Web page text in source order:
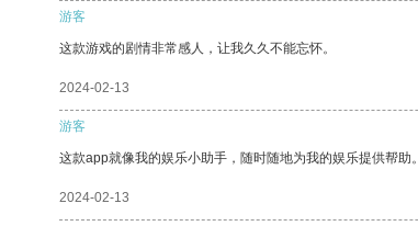
游客
这款游戏的剧情非常感人，让我久久不能忘怀。
2024-02-13
游客
这款app就像我的娱乐小助手，随时随地为我的娱乐提供帮助。
2024-02-13